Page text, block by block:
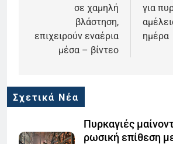
σε χαμηλή
βλάστηση,
επιχειρούν εναέρια
μέσα – βίντεο
για
ημέρα
Σχετικά Νέα
Πυρκαγιές
ρωσική επίθεση